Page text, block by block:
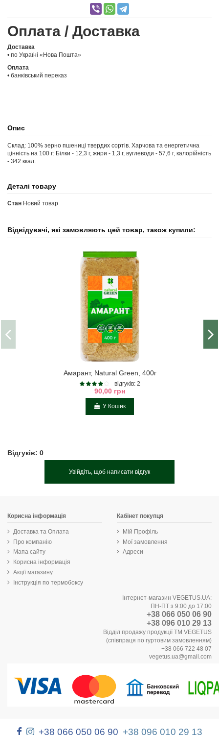
Оплата / Доставка
Доставка
• по Україні «Нова Пошта»
Оплата
• банківський переказ
Опис
Склад: 100% зерно пшениці твердих сортів. Харчова та енергетична
цінність на 100 г: Білки - 12,3 г, жири - 1,3 г, вуглеводи - 57,6 г, калорійність
- 342 ккал.
Деталі товару
Стан Новий товар
Відвідувачі, які замовляють цей товар, також купили:
Амарант, Natural Green, 400г
відгуків: 2
90,00 грн
У Кошик
Відгуків: 0
Увійдіть, щоб написати відгук
Корисна інформація
Доставка та Оплата
Про компанію
Мапа сайту
Корисна інформація
Акції магазину
Інструкція по термобоксу
Кабінет покупця
Мій Профіль
Мої замовлення
Адреси
Інтернет-магазин VEGETUS.UA:
ПН-ПТ з 9:00 до 17:00
+38 066 050 06 90
+38 096 010 29 13
Відділ продажу продукції ТМ VEGETUS
(співпраця по гуртовим замовленням)
+38 066 722 48 07
vegetus.ua@gmail.com
+38 066 050 06 90 +38 096 010 29 13